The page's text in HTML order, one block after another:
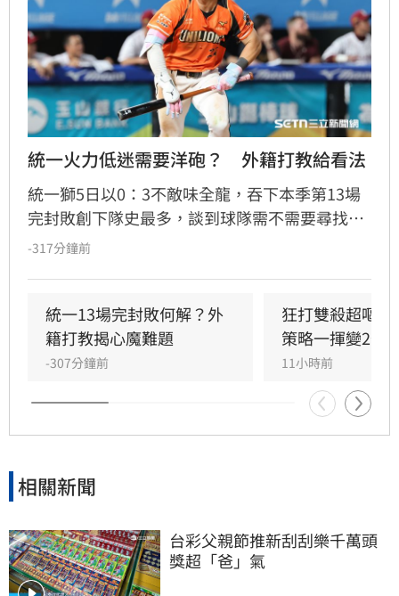
統一火力低迷需要洋砲？　外籍打教給看法
統一獅5日以0：3不敵味全龍，吞下本季第13場
完封敗創下隊史最多，談到球隊需不需要尋找洋
砲加強火力，外籍打擊教練馬修爾直言談補強不
-317分鐘前
統一13場完封敗何解？外
籍打教揭心魔難題
-307分鐘前
狂打雙殺超嘔
策略一揮變2分
11小時前
相關新聞
台彩父親節推新刮刮樂千萬頭
獎超「爸」氣